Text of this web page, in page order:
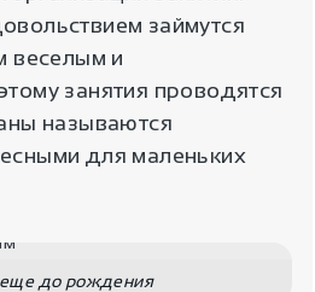
займутся
веселым и
занятия проводятся
называются
для маленьких
еще до рождения